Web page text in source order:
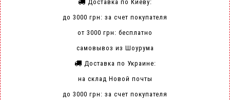
Доставка по Киеву:
до 3000 грн: за счет покупателя
от 3000 грн: бесплатно
самовывоз из Шоурума
Доставка по Украине:
на склад Новой почты
до 3000 грн: за счет покупателя